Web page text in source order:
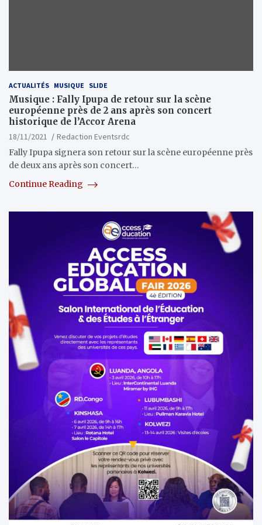
ACTUALITÉS MUSIQUE SLIDE
Musique : Fally Ipupa de retour sur la scène
européenne près de 2 ans après son concert
historique de l’Accor Arena
18/11/2021
Redaction Eventsrdc
Fally Ipupa signera son retour sur la scène européenne près
de deux ans après son concert…
Continue Reading